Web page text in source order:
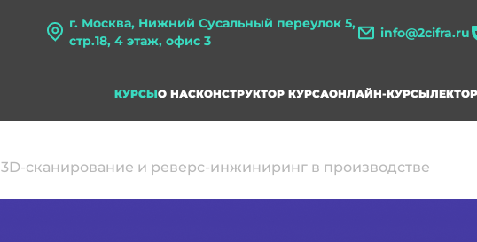
г. Москва, Нижний Сусальный переулок 5,
стр.18, 4 этаж, офис 3
info@2cifra.ru
КУРСЫО НАСКОНСТРУКТОР КУРСАОНЛАЙН-КУРСЫ
3D-сканирование и реверс-инжиниринг в производстве